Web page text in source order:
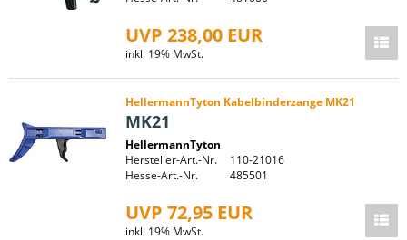
UVP 238,00 EUR
inkl. 19% MwSt.
HellermannTyton Kabelbinderzange MK21
MK21
HellermannTyton
Hersteller-Art.-Nr.
110-21016
Hesse-Art.-Nr.
485501
UVP 72,95 EUR
inkl. 19% MwSt.